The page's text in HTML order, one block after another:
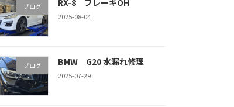
ブログ
2025-08-04
ブログ BMW G20 水漏れ修理
2025-07-29